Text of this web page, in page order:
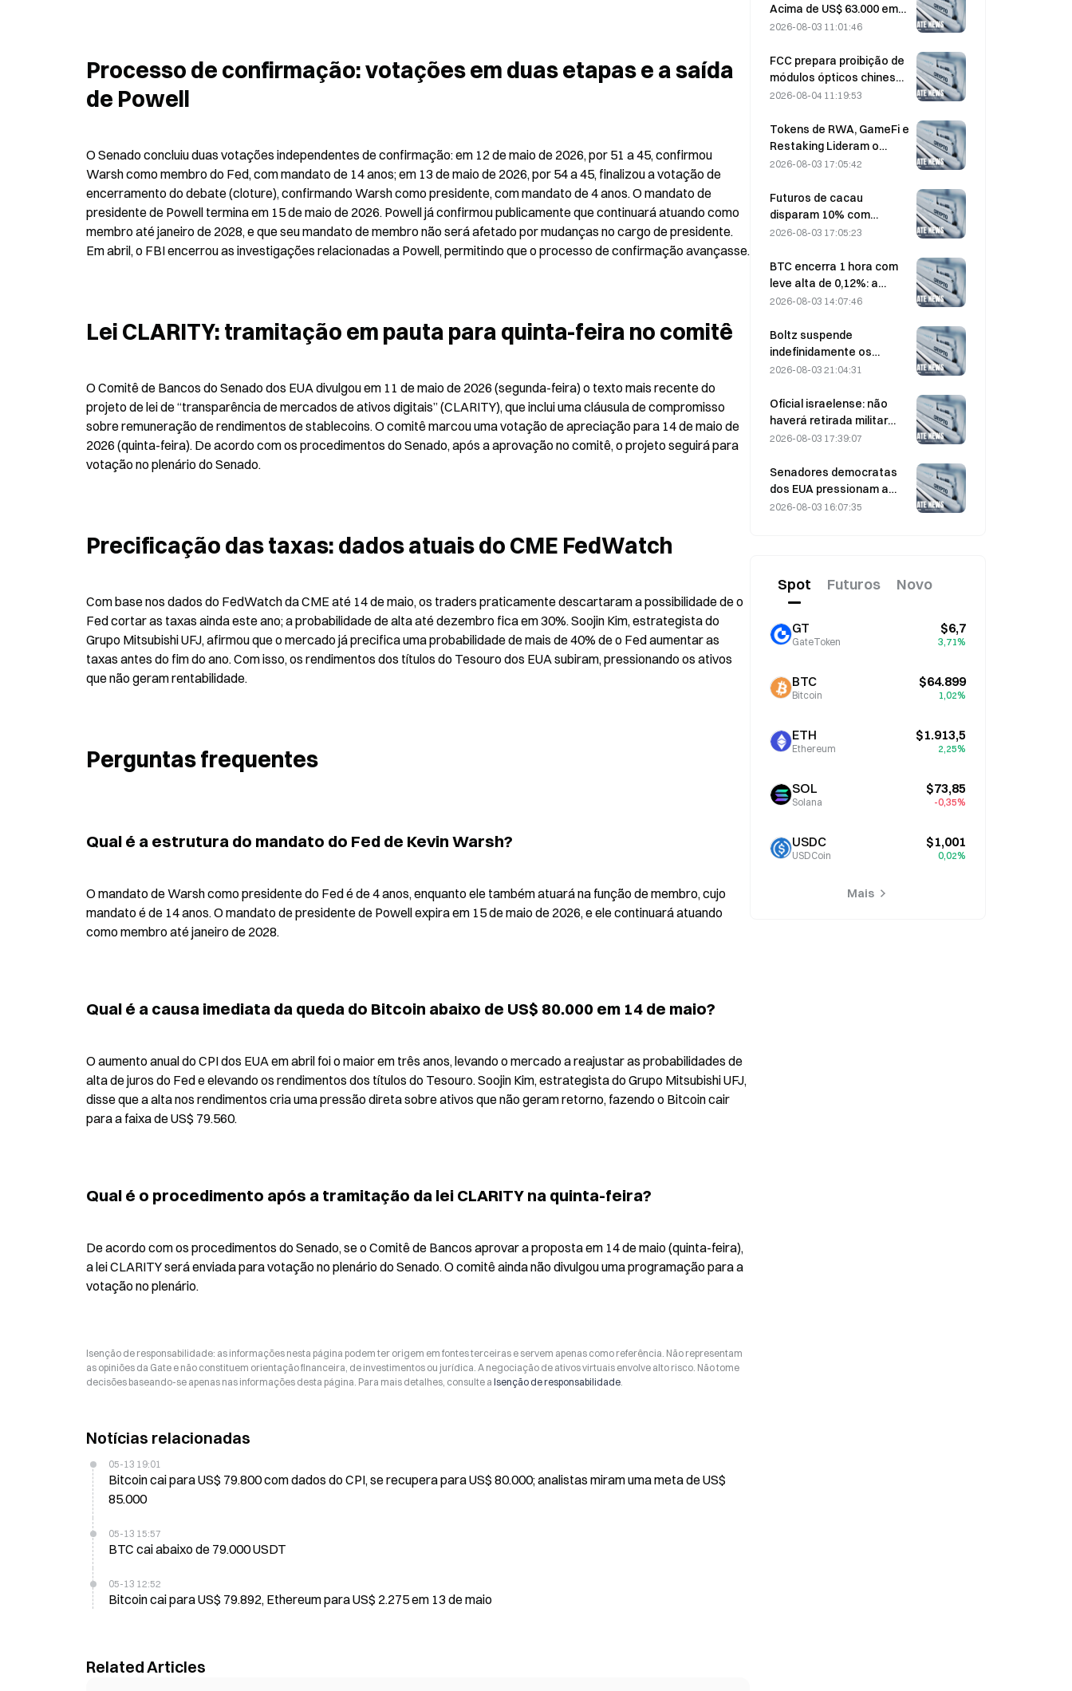
Processo de confirmação: votações em duas etapas e a saída
de Powell
O Senado concluiu duas votações independentes de confirmação: em 12 de maio de 2026, por 51 a 45, confirmou
Warsh como membro do Fed, com mandato de 14 anos; em 13 de maio de 2026, por 54 a 45, finalizou a votação de
encerramento do debate (cloture), confirmando Warsh como presidente, com mandato de 4 anos. O mandato de
presidente de Powell termina em 15 de maio de 2026. Powell já confirmou publicamente que continuará atuando como
membro até janeiro de 2028, e que seu mandato de membro não será afetado por mudanças no cargo de presidente.
Em abril, o FBI encerrou as investigações relacionadas a Powell, permitindo que o processo de confirmação avançasse.
Lei CLARITY: tramitação em pauta para quinta-feira no comitê
O Comitê de Bancos do Senado dos EUA divulgou em 11 de maio de 2026 (segunda-feira) o texto mais recente do
projeto de lei de “transparência de mercados de ativos digitais” (CLARITY), que inclui uma cláusula de compromisso
sobre remuneração de rendimentos de stablecoins. O comitê marcou uma votação de apreciação para 14 de maio de
2026 (quinta-feira). De acordo com os procedimentos do Senado, após a aprovação no comitê, o projeto seguirá para
votação no plenário do Senado.
Precificação das taxas: dados atuais do CME FedWatch
Com base nos dados do FedWatch da CME até 14 de maio, os traders praticamente descartaram a possibilidade de o
Fed cortar as taxas ainda este ano; a probabilidade de alta até dezembro fica em 30%. Soojin Kim, estrategista do
Grupo Mitsubishi UFJ, afirmou que o mercado já precifica uma probabilidade de mais de 40% de o Fed aumentar as
taxas antes do fim do ano. Com isso, os rendimentos dos títulos do Tesouro dos EUA subiram, pressionando os ativos
que não geram rentabilidade.
Perguntas frequentes
Qual é a estrutura do mandato do Fed de Kevin Warsh?
O mandato de Warsh como presidente do Fed é de 4 anos, enquanto ele também atuará na função de membro, cujo
mandato é de 14 anos. O mandato de presidente de Powell expira em 15 de maio de 2026, e ele continuará atuando
como membro até janeiro de 2028.
Qual é a causa imediata da queda do Bitcoin abaixo de US$ 80.000 em 14 de maio?
O aumento anual do CPI dos EUA em abril foi o maior em três anos, levando o mercado a reajustar as probabilidades de
alta de juros do Fed e elevando os rendimentos dos títulos do Tesouro. Soojin Kim, estrategista do Grupo Mitsubishi UFJ,
disse que a alta nos rendimentos cria uma pressão direta sobre ativos que não geram retorno, fazendo o Bitcoin cair
para a faixa de US$ 79.560.
Qual é o procedimento após a tramitação da lei CLARITY na quinta-feira?
De acordo com os procedimentos do Senado, se o Comitê de Bancos aprovar a proposta em 14 de maio (quinta-feira),
a lei CLARITY será enviada para votação no plenário do Senado. O comitê ainda não divulgou uma programação para a
votação no plenário.
Isenção de responsabilidade: as informações nesta página podem ter origem em fontes terceiras e servem apenas como referência. Não representam
as opiniões da Gate e não constituem orientação financeira, de investimentos ou jurídica. A negociação de ativos virtuais envolve alto risco. Não tome
decisões baseando-se apenas nas informações desta página. Para mais detalhes, consulte a Isenção de responsabilidade.
Notícias relacionadas
05-13 19:01
Bitcoin cai para US$ 79.800 com dados do CPI, se recupera para US$ 80.000; analistas miram uma meta de US$
85.000
05-13 15:57
BTC cai abaixo de 79.000 USDT
05-13 12:52
Bitcoin cai para US$ 79.892, Ethereum para US$ 2.275 em 13 de maio
Related Articles
Acima de US$ 63.000 em
Agosto para Confirmar o
Baixa, Diz uma Pesquisa
que Aponta Valorização
de 10x
2026-08-03 11:01:46
FCC prepara proibição de
módulos ópticos chineses
para data centers;
da Xinyuan sofre impacto
de 27%
2026-08-04 11:19:53
Tokens de RWA, GameFi e
Restaking Lideram o
Desempenho do Mercado
2026-08-03 17:05:42
Futuros de cacau
disparam 10% com
preocupações sobre a
de US$ 6.000 por tonelada
2026-08-03 17:05:23
BTC encerra 1 hora com
leve alta de 0,12%: a
melhora nas tensões
alinhamento do
sentimento macro
impulsionam um repique
2026-08-03 14:07:46
Boltz suspende
indefinidamente os
serviços de bridge do
assistidos por IA
2026-08-03 21:04:31
Oficial israelense: não
haverá retirada militar
antes que o Hamas
2026-08-03 17:39:07
Senadores democratas
dos EUA pressionam a
CFTC a restringir produtos
2026-08-03 16:07:35
Spot Futuros Novo
GT
GateToken
$6,7
3,71%
BTC
Bitcoin
$64.899
1,02%
ETH
Ethereum
$1.913,5
2,25%
SOL
Solana
$73,85
-0,35%
USDC
USDCoin
$1,001
0,02%
Mais